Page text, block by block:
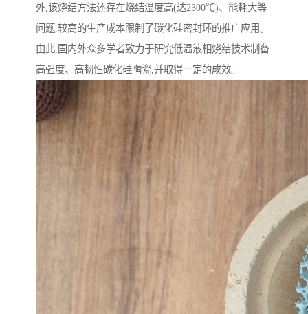
外,该烧结方法还存在烧结温度高(达2300℃)、能耗大等
问题,较高的生产成本限制了碳化硅密封环的推广应用。
由此,国内外众多学者致力于研究低温液相烧结技术制备
高强度、高韧性碳化硅陶瓷,并取得一定的成效。